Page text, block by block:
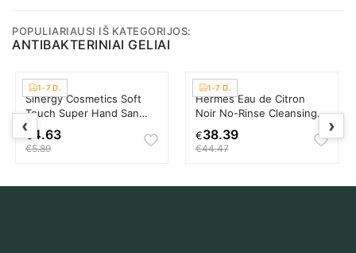
POPULIARIAUSI IŠ KATEGORIJOS:
ANTIBAKTERINIAI GELIAI
1-7 D.
Sinergy Cosmetics Soft
Touch Super Hand San
Antibakterinė priemonė
Apsauga, dezinfekcinė
priemonė Unisex
€4.63
€5.89
1-7 D.
Hermes Eau de Citron
Noir No-Rinse Cleansing
Gel Antibakterinė
priemonė Apsauga,
dezinfekcinė priemonė
€38.39
€44.47
‹ ›